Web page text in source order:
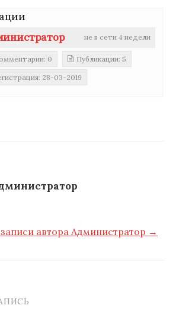
не в сети 4 недели
0 Публикации: 5
28-03-2019
автора Администратор →